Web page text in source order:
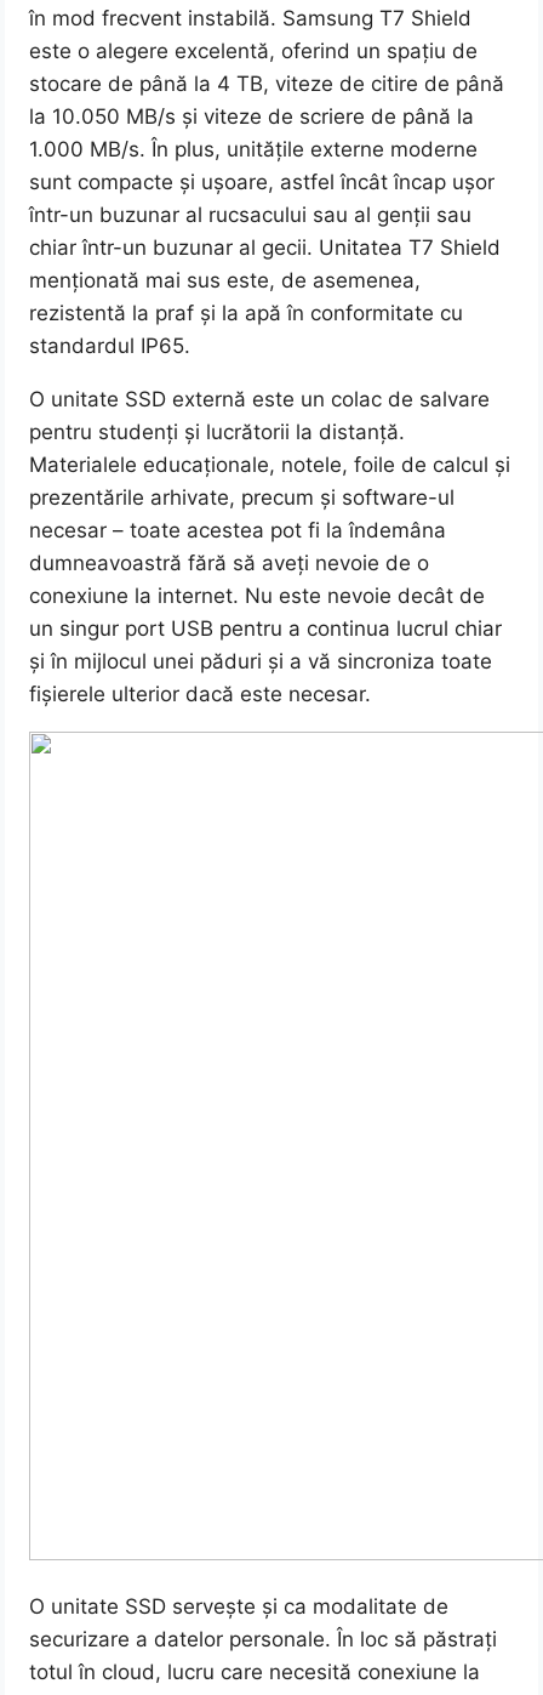
în mod frecvent instabilă. Samsung T7 Shield
este o alegere excelentă, oferind un spațiu de
stocare de până la 4 TB, viteze de citire de până
la 10.050 MB/s și viteze de scriere de până la
1.000 MB/s. În plus, unitățile externe moderne
sunt compacte și ușoare, astfel încât încap ușor
într-un buzunar al rucsacului sau al genții sau
chiar într-un buzunar al gecii. Unitatea T7 Shield
menționată mai sus este, de asemenea,
rezistentă la praf și la apă în conformitate cu
standardul IP65.
O unitate SSD externă este un colac de salvare
pentru studenți și lucrătorii la distanță.
Materialele educaționale, notele, foile de calcul și
prezentările arhivate, precum și software-ul
necesar – toate acestea pot fi la îndemâna
dumneavoastră fără să aveți nevoie de o
conexiune la internet. Nu este nevoie decât de
un singur port USB pentru a continua lucrul chiar
și în mijlocul unei păduri și a vă sincroniza toate
fișierele ulterior dacă este necesar.
O unitate SSD servește și ca modalitate de
securizare a datelor personale. În loc să păstrați
totul în cloud, lucru care necesită conexiune la